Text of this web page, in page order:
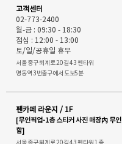
고객센터
02-773-2400
월-금 : 09:30 - 18:30
점심 : 12:00 - 13:00
토/일/공휴일 휴무
서울 중구 퇴계로 20길 43 펜타워
명동역 3번출구에서 도보5분
펜카페 라운지 / 1F
[무인픽업-1층 스티커 사진 매장內 무인
함]